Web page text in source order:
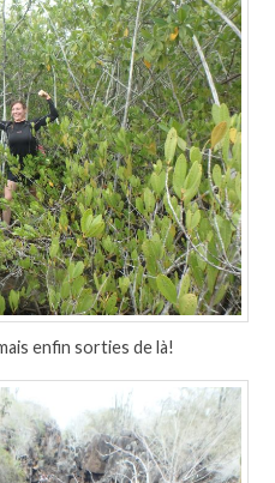
enfin sorties de là!